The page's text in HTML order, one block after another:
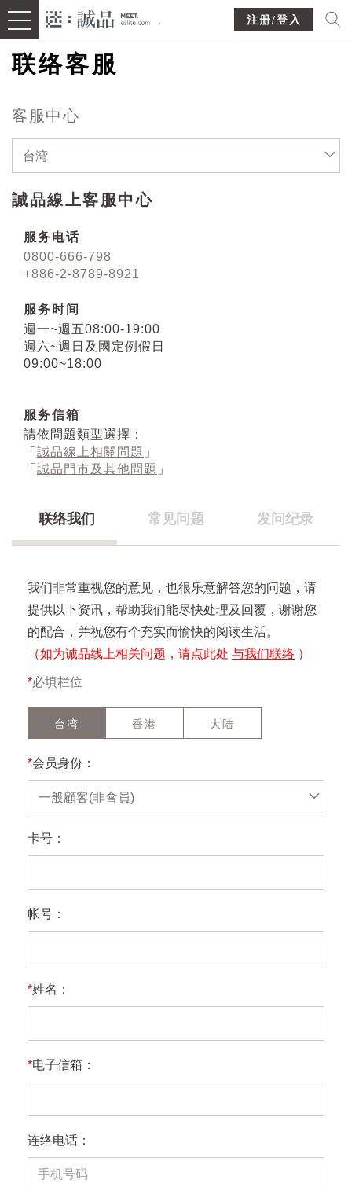
注册/登入
联络客服
客服中心
台湾
誠品線上客服中心
服务电话
0800-666-798
+886-2-8789-8921
服务时间
週一~週五08:00-19:00
週六~週日及國定例假日
09:00~18:00
服务信箱
請依問題類型選擇：
「 誠品線上相關問題 」
「 誠品門市及其他問題 」
联络我们 常见问题 发问纪录
我们非常重视您的意见，也很乐意解答您的问题，请
提供以下资讯，帮助我们能尽快处理及回覆，谢谢您
的配合，并祝您有个充实而愉快的阅读生活。
（如为诚品线上相关问题，请点此处 与我们联络 ）
*必填栏位
台湾 香港 大陆
*会员身份：
一般顧客(非會員)
卡号：
帐号：
*姓名：
*电子信箱：
连络电话：